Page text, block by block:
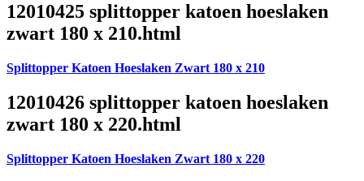
12010425 splittopper katoen hoeslaken
zwart 180 x 210.html
Splittopper Katoen Hoeslaken Zwart 180 x 210
12010426 splittopper katoen hoeslaken
zwart 180 x 220.html
Splittopper Katoen Hoeslaken Zwart 180 x 220